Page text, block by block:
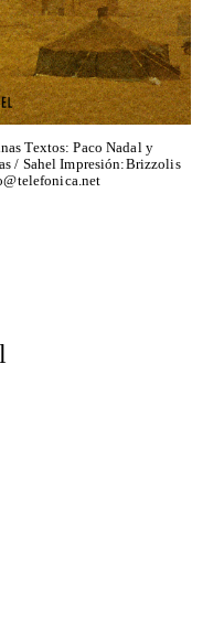
Textos: Paco Nadal y
/ Sahel Impresión:Brizzolis